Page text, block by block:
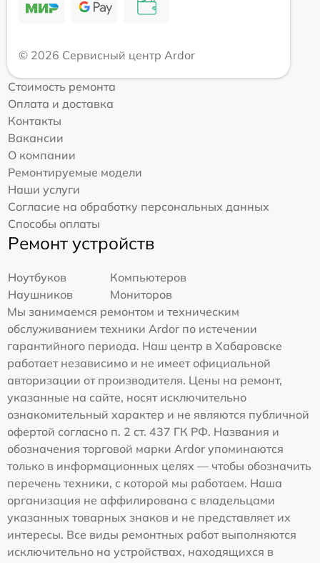
© 2026 Сервисный центр Ardor
Стоимость ремонта
Оплата и доставка
Контакты
Вакансии
О компании
Ремонтируемые модели
Наши услуги
Согласие на обработку персональных данных
Способы оплаты
Ремонт устройств
Ноутбуков
Компьютеров
Наушников
Мониторов
Мы занимаемся ремонтом и техническим
обслуживанием техники Ardor по истечении
гарантийного периода. Наш центр в Хабаровске
работает независимо и не имеет официальной
авторизации от производителя. Цены на ремонт,
указанные на сайте, носят исключительно
ознакомительный характер и не являются публичной
офертой согласно п. 2 ст. 437 ГК РФ. Названия и
обозначения торговой марки Ardor упоминаются
только в информационных целях — чтобы обозначить
перечень техники, с которой мы работаем. Наша
организация не аффилирована с владельцами
указанных товарных знаков и не представляет их
интересы. Все виды ремонтных работ выполняются
исключительно на устройствах, находящихся в